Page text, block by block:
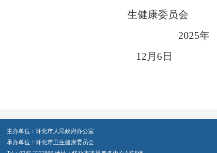
生健康委员会
2025年
12月 6 日
主办单位：怀化市人民政府办公室
承办单位：怀化市卫生健康委员会